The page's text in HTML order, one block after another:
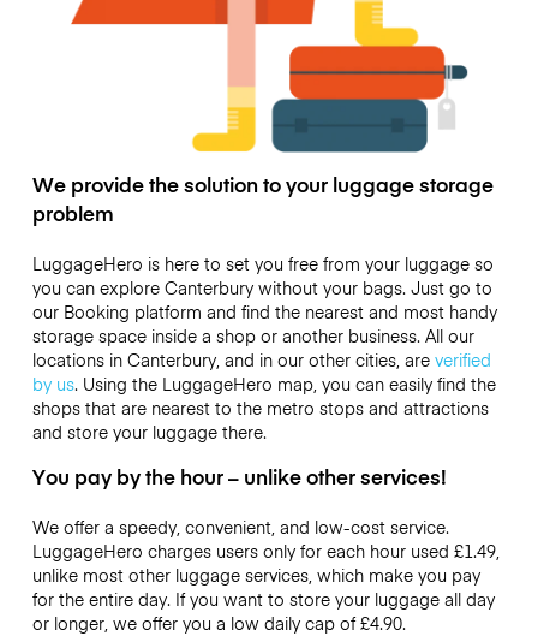
We provide the solution to your luggage storage
problem
LuggageHero is here to set you free from your luggage so
you can explore Canterbury without your bags. Just go to
our Booking platform and find the nearest and most handy
storage space inside a shop or another business. All our
locations in Canterbury, and in our other cities, are verified
by us. Using the LuggageHero map, you can easily find the
shops that are nearest to the metro stops and attractions
and store your luggage there.
You pay by the hour – unlike other services!
We offer a speedy, convenient, and low-cost service.
LuggageHero charges users only for each hour used £1.49,
unlike most other luggage services, which make you pay
for the entire day. If you want to store your luggage all day
or longer, we offer you a low daily cap of£4.90.